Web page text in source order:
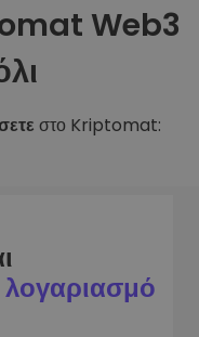
Web3
στο Kriptomat:
λογαριασμό